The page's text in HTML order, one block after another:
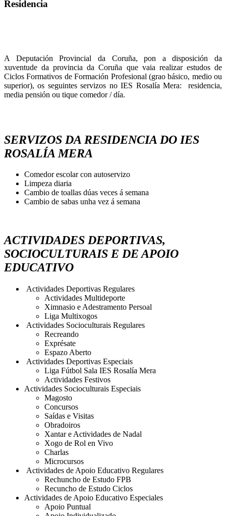
Residencia
A Deputación Provincial da Coruña, pon a disposición da
xuventude da provincia da Coruña que vaia realizar estudos de
Ciclos Formativos de Formación Profesional (grao básico, medio ou
superior), os seguintes servizos no IES Rosalía Mera: residencia,
media pensión ou tique comedor / día.
SERVIZOS DA RESIDENCIA DO IES
ROSALÍA MERA
Comedor escolar con autoservizo
Limpeza diaria
Cambio de toallas dúas veces á semana
Cambio de sabas unha vez á semana
ACTIVIDADES DEPORTIVAS,
SOCIOCULTURAIS E DE APOIO
EDUCATIVO
Actividades Deportivas Regulares
Actividades Multideporte
Ximnasio e Adestramento Persoal
Liga Multixogos
Actividades Socioculturais Regulares
Recreando
Exprésate
Espazo Aberto
Actividades Deportivas Especiais
Liga Fútbol Sala IES Rosalía Mera
Actividades Festivos
Actividades Socioculturais Especiais
Magosto
Concursos
Saídas e Visitas
Obradoiros
Xantar e Actividades de Nadal
Xogo de Rol en Vivo
Charlas
Microcursos
Actividades de Apoio Educativo Regulares
Rechuncho de Estudo FPB
Recuncho de Estudo Ciclos
Actividades de Apoio Educativo Especiales
Apoio Puntual